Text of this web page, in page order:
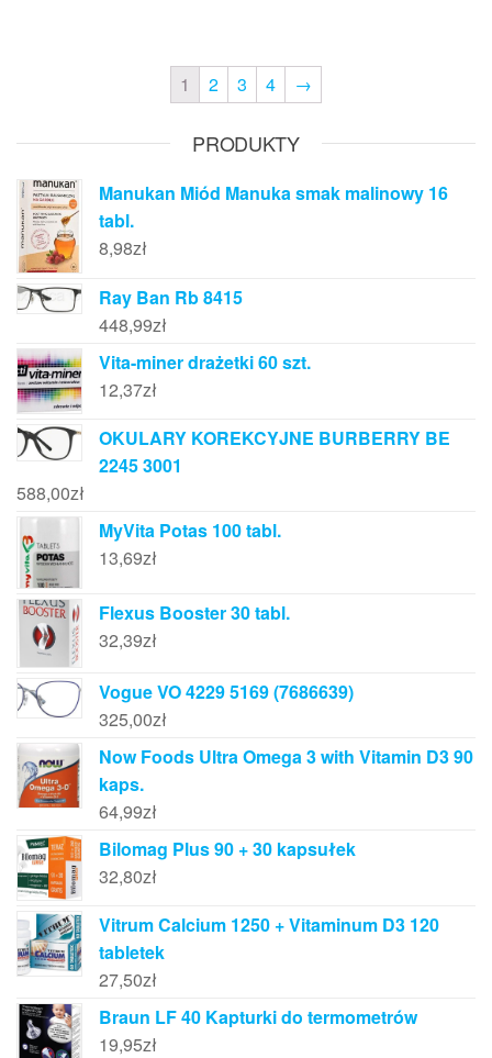
1 2 3 4 →
PRODUKTY
Manukan Miód Manuka smak malinowy 16
tabl.
8,98zł
Ray Ban Rb 8415
448,99zł
Vita-miner drażetki 60 szt.
12,37zł
OKULARY KOREKCYJNE BURBERRY BE
2245 3001
588,00zł
MyVita Potas 100 tabl.
13,69zł
Flexus Booster 30 tabl.
32,39zł
Vogue VO 4229 5169 (7686639)
325,00zł
Now Foods Ultra Omega 3 with Vitamin D3 90
kaps.
64,99zł
Bilomag Plus 90 + 30 kapsułek
32,80zł
Vitrum Calcium 1250 + Vitaminum D3 120
tabletek
27,50zł
Braun LF 40 Kapturki do termometrów
19,95zł